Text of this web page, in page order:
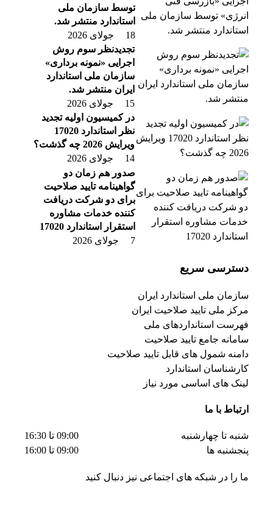
توسط سازمان ملی
استاندارد منتشر شد.
18 جولای 2026
تجدیدنظر سوم روش
اجرایی «نمونه برداری»
سازمان ملی استاندارد
ایران منتشر شد.
15 جولای 2026
در کمیسیون اولیه تجدید
نظر استاندارد 17020
ویرایش 2026 چه گذشت؟
14 جولای 2026
صدور هم زمان دو
گواهینامه تایید صلاحیت
برای دو شرکت دریافت
کننده خدمات مشاوره
استقرار استاندارد 17020
7 جولای 2026
دسترسی سریع
سازمان ملی استاندارد ایران
مرکز ملی تایید صلاحیت ایران
فهرست استانداردهای ملی
سامانه جامع تایید صلاحیت
دامنه شمول های قابل تایید صلاحیت
کارشناسان استاندارد
لینک های اساسی مورد نیاز
ارتباط با ما
شنبه تا چهارشنبه
09:00 تا 16:30
پنجشنبه ها
09:00 تا 16:00
ما را در شبکه های اجتماعی نیز دنبال کنید